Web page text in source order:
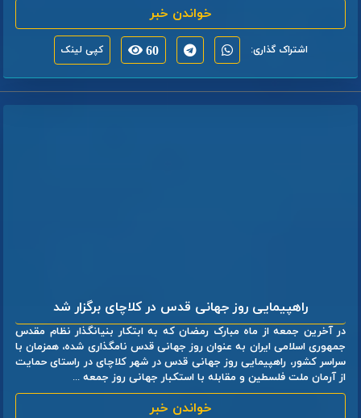
خواندن خبر
اشتراک گذاری: 60 کپی لینک
راهپیمایی روز جهانی قدس در کلاچای برگزار شد
در آخرین جمعه از ماه مبارک رمضان که به ابتکار بنیانگذار نظام مقدس
جمهوری اسلامی ایران به عنوان روز جهانی قدس نامگذاری شده، همزمان با
سراسر کشور، راهپیمایی روز جهانی قدس در شهر کلاچای در راستای حمایت
از آرمان ملت فلسطین و مقابله با استکبار جهانی روز جمعه ...
خواندن خبر